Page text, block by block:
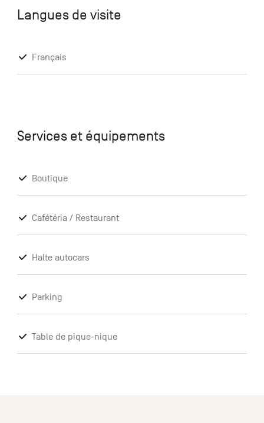
Langues de visite
Français
Services et équipements
Boutique
Cafétéria / Restaurant
Halte autocars
Parking
Table de pique-nique